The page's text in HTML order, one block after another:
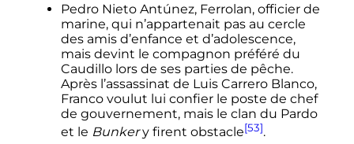
Pedro Nieto Antúnez, Ferrolan, officier de
marine, qui n’appartenait pas au cercle
des amis d’enfance et d’adolescence,
mais devint le compagnon préféré du
Caudillo lors de ses parties de pêche.
Après l’assassinat de Luis Carrero Blanco,
Franco voulut lui confier le poste de chef
de gouvernement, mais le clan du Pardo
et le Bunkery firent obstacle[53].